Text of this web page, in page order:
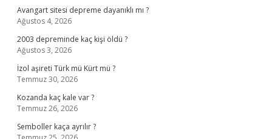
Avangart sitesi depreme dayanıklı mı ?
Ağustos 4, 2026
2003 depreminde kaç kişi öldü ?
Ağustos 3, 2026
İzol aşireti Türk mü Kürt mü ?
Temmuz 30, 2026
Kozanda kaç kale var ?
Temmuz 26, 2026
Semboller kaça ayrılır ?